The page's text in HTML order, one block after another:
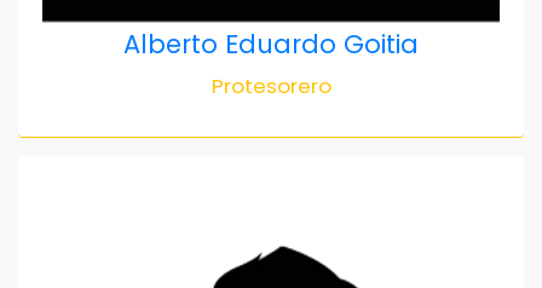
Alberto Eduardo Goitia
Protesorero